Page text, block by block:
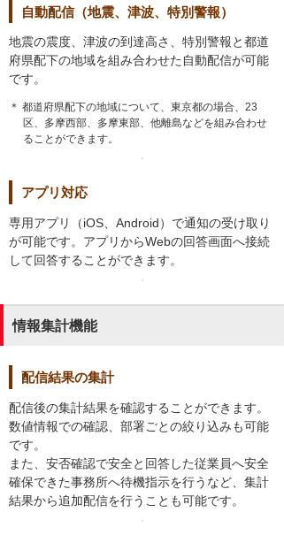
自動配信（地震、津波、特別警報）
地震の震度、津波の到達高さ、特別警報と都道
府県配下の地域を組み合わせた自動配信が可能
です。
＊ 都道府県配下の地域について、東京都の場合、23
区、多摩西部、多摩東部、他離島などを組み合わせ
ることができます。
アプリ対応
専用アプリ（iOS、Android）で通知の受け取り
が可能です。アプリからWebの回答画面へ接続
して回答することができます。
情報集計機能
配信結果の集計
配信後の集計結果を確認することができます。
数値情報での確認、部署ごとの絞り込みも可能
です。
また、安否確認で安全と回答した従業員へ安全
確保できた事務所へ待機指示を行うなど、集計
結果から追加配信を行うことも可能です。